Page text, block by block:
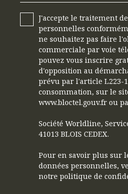
J'accepte le traitement
personnelles
ne souhaitez pas faire
commerciale par voie
pouvez vous inscrire
d'opposition au
prévu par l'article L223-
consommation, sur le
www.bloctel.gouv.fr ou
Société Worldline,
41013 BLOIS CEDEX.
Pour en savoir plus sur
données personnelles,
notre politique de